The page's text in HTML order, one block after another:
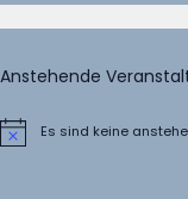
Anstehende
HinweisEs sind keine